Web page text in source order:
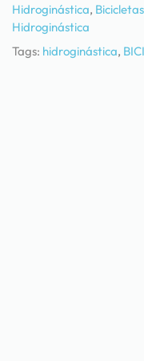
Hidroginástica, Bicicletas
Hidroginástica
Tags: hidroginástica,